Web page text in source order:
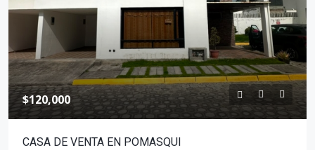
$120,000
CASA DE VENTA EN POMASQUI